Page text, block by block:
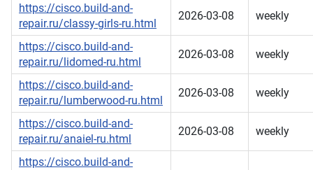
https://cisco.build-and-
repair.ru/classy-girls-ru.html
2026-03-08 weekly
https://cisco.build-and-
repair.ru/lidomed-ru.html
2026-03-08 weekly
https://cisco.build-and-
repair.ru/lumberwood-ru.html
2026-03-08 weekly
https://cisco.build-and-
repair.ru/anaiel-ru.html
2026-03-08 weekly
https://cisco.build-and-